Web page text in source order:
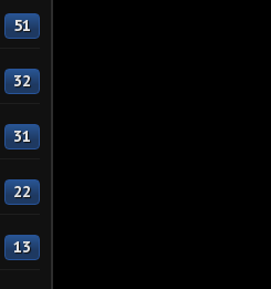
51
32
31
22
13